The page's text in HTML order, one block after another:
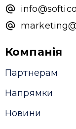
Компанія
Партнерам
Напрямки
Новини